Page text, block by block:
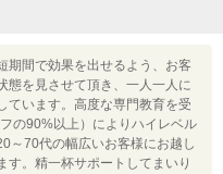
期間で効果を出せるよう、お客
態を見させて頂き、一人一人に
ています。高度な専門教育を受
の90%以上）によりハイレベル
～70代の幅広いお客様にお越し
す。精一杯サポートしてまいり